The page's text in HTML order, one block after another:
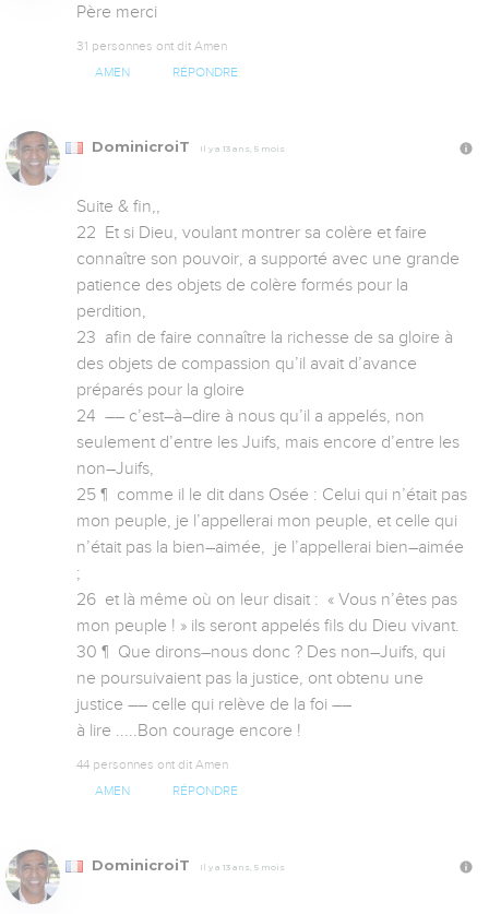
Père merci
31 personnes ont dit Amen
AMEN RÉPONDRE
DominicroiT Il y a 13 ans, 5 mois
Suite & fin,,
22  Et si Dieu, voulant montrer sa colère et faire
connaître son pouvoir, a supporté avec une grande
patience des objets de colère formés pour la
perdition,
23  afin de faire connaître la richesse de sa gloire à
des objets de compassion qu’il avait d’avance
préparés pour la gloire
24  –– c’est–à–dire à nous qu’il a appelés, non
seulement d’entre les Juifs, mais encore d’entre les
non–Juifs,
25 ¶  comme il le dit dans Osée : Celui qui n’était pas
mon peuple, je l’appellerai mon peuple, et celle qui
n’était pas la bien–aimée,  je l’appellerai bien–aimée
;
26  et là même où on leur disait :  « Vous n’êtes pas
mon peuple ! » ils seront appelés fils du Dieu vivant.
30 ¶  Que dirons–nous donc ? Des non–Juifs, qui
ne poursuivaient pas la justice, ont obtenu une
justice –– celle qui relève de la foi ––
à lire .....Bon courage encore !
44 personnes ont dit Amen
AMEN RÉPONDRE
DominicroiT Il y a 13 ans, 5 mois